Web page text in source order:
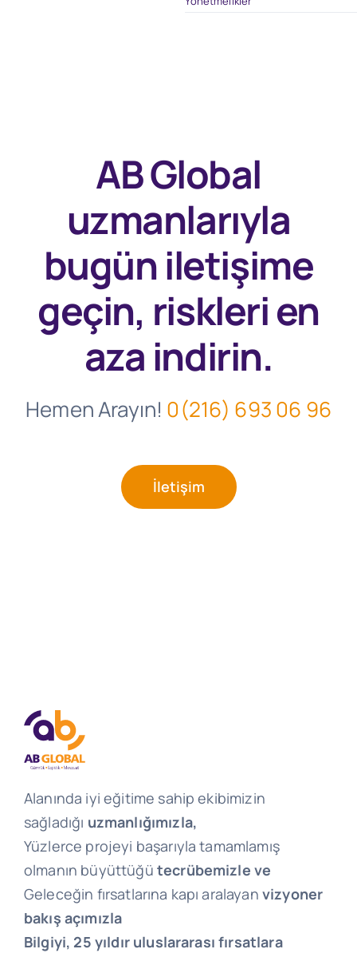
AB Global
uzmanlarıyla
bugüniletişime
geçin, riskleri en
aza indirin.
Hemen Arayın! 0(216) 693 06 96
İletişim
Alanında iyi eğitime sahip ekibimizin
sağladığı uzmanlığımızla,
Yüzlerce projeyi başarıyla tamamlamış
olmanın büyüttüğü tecrübemizle ve
Geleceğin fırsatlarına kapı aralayan vizyoner
bakış açımızla
Bilgiyi, 25 yıldır uluslararası fırsatlara